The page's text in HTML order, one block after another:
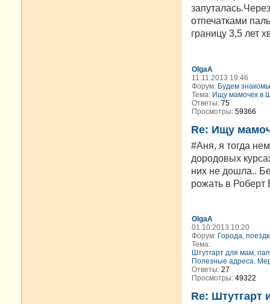
отпечатками
границу 3,5 лет
OlgaA
11.11.2013 19:46
Форум: Будем
Тема: Ищу мамочек в
Ответы: 75
Просмотры: 59366
Re: Ищу
#Аня, я тогда
дородовых
них не дошла..
рожать в
OlgaA
01.10.2013 10:20
Форум: Города,
Тема:
Штутгарт для мам,
Полезные адреса.
Ответы: 27
Просмотры: 49322
Re: Штутгарт